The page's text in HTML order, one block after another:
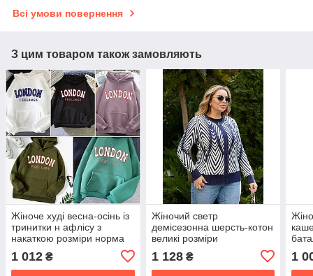
Всі умови повернення
З цим товаром також замовляють
Жіноче худі весна-осінь із
тринитки н афлісу з
накаткою розміри норма
1 012 ₴
Жіночий светр
демісезонна шерсть-котон
великі розміри
1 128₴ 1